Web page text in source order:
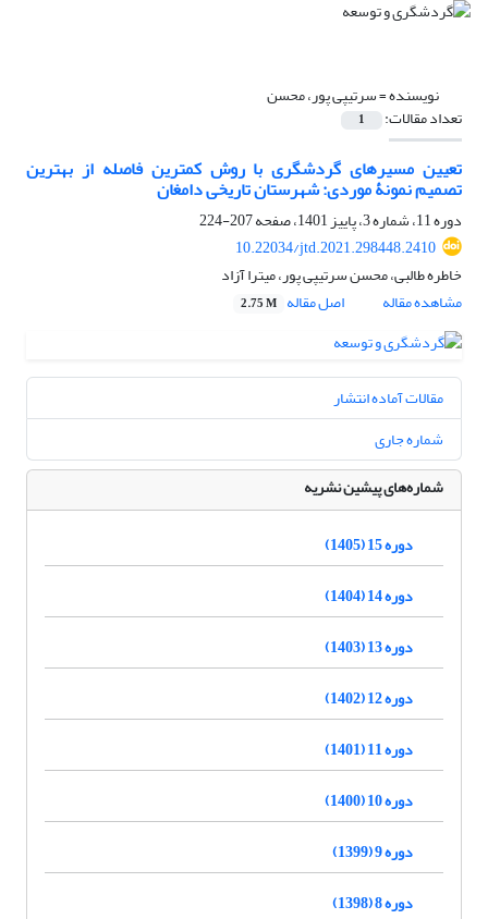
نویسنده =سرتیپی پور، محسن
تعداد مقالات: 1
تعیین مسیرهای گردشگری با روش کمترین فاصله از بهترین
تصمیم نمونۀ موردی: شهرستان تاریخی دامغان
دوره 11، شماره 3، پاییز 1401، صفحه
207-224
10.22034/jtd.2021.298448.2410
خاطره طالبی، محسن سرتیپی پور، میترا آزاد
مشاهده مقاله
اصل مقاله 2.75 M
مقالات آماده انتشار
شماره جاری
شماره‌های پیشین نشریه
دوره 15 (1405)
دوره 14 (1404)
دوره 13 (1403)
دوره 12 (1402)
دوره 11 (1401)
دوره 10 (1400)
دوره 9 (1399)
دوره 8 (1398)